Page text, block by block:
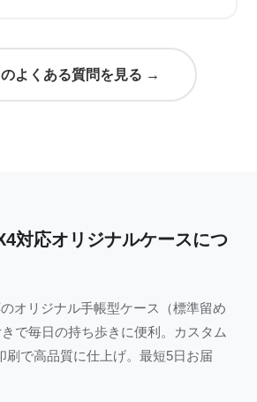
よくある質問を見る →
対応オリジナルケースにつ
オリジナル手帳型ケース（標準留め
で毎日の持ち歩きに便利。カスタム
刷で高品質に仕上げ。最短5日お届